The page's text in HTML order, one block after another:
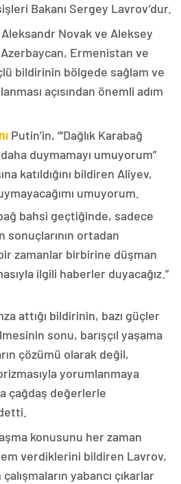
Bakanı Sergey Lavrov’dur.
Aleksandr Novak ve Aleksey
Ermenistan ve
bildirinin bölgede sağlam ve
açısından önemli adım
Putin’in, “‘Dağlık Karabağ
duymamayı umuyorum”
katıldığını bildiren Aliyev,
umuyorum.
bahsi geçtiğinde, sadece
sonuçlarının ortadan
zamanlar birbirine düşman
ilgili haberler duyacağız.”
attığı bildirinin, bazı güçler
sonu, barışçıl yaşama
çözümü olarak değil,
yorumlanmaya
çağdaş değerlerle
konusunu her zaman
verdiklerini bildiren Lavrov,
yabancı çıkarlar